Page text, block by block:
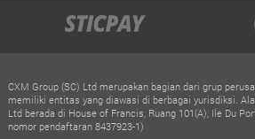
CXM Group (SC) Ltd merupakan bagian dari grup
memiliki entitas yang diawasi di berbagai yurisdiksi.
Ltd berada di House of Francis, Ruang 101(A), Ile Du
nomor pendaftaran 8437923-1)